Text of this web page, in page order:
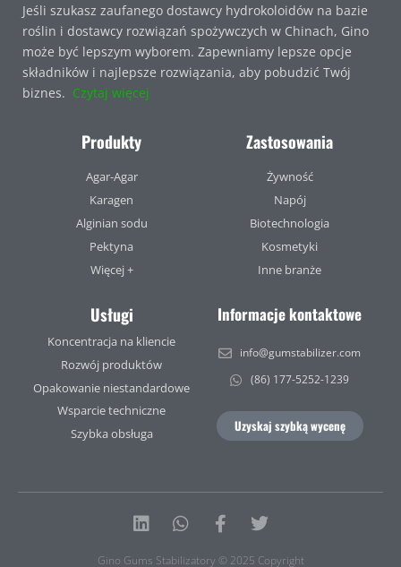
Jeśli szukasz zaufanego dostawcy hydrokoloidów na bazie
roślin i dostawcy rozwiązań spożywczych w Chinach, Gino
może być lepszym wyborem. Zapewniamy lepsze opcje
składników i najlepsze rozwiązania, aby pobudzić Twój
biznes. Czytaj więcej
Produkty
Agar-Agar
Karagen
Alginian sodu
Pektyna
Więcej +
Zastosowania
Żywność
Napój
Biotechnologia
Kosmetyki
Inne branże
Usługi
Koncentracja na kliencie
Rozwój produktów
Opakowanie niestandardowe
Wsparcie techniczne
Szybka obsługa
Informacje kontaktowe
info@gumstabilizer.com
(86) 177-5252-1239
Uzyskaj szybką wycenę
LinkedinWhatsapp
Facebook-
Twitter
Gino Gums Stabilizatory © 2025 Copyright